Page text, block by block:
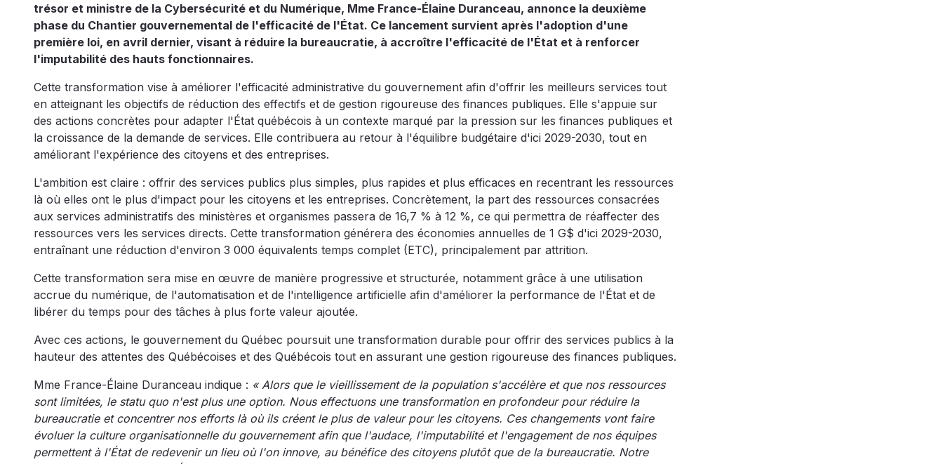
trésor et ministre de la Cybersécurité et du Numérique, Mme France-Élaine Duranceau, annonce la deuxième
phase du Chantier gouvernemental de l'efficacité de l'État. Ce lancement survient après l'adoption d'une
première loi, en avril dernier, visant à réduire la bureaucratie, à accroître l'efficacité de l'État et à renforcer
l'imputabilité des hauts fonctionnaires.
Cette transformation vise à améliorer l'efficacité administrative du gouvernement afin d'offrir les meilleurs services tout
en atteignant les objectifs de réduction des effectifs et de gestion rigoureuse des finances publiques. Elle s'appuie sur
des actions concrètes pour adapter l'État québécois à un contexte marqué par la pression sur les finances publiques et
la croissance de la demande de services. Elle contribuera au retour à l'équilibre budgétaire d'ici 2029-2030, tout en
améliorant l'expérience des citoyens et des entreprises.
L'ambition est claire : offrir des services publics plus simples, plus rapides et plus efficaces en recentrant les ressources
là où elles ont le plus d'impact pour les citoyens et les entreprises. Concrètement, la part des ressources consacrées
aux services administratifs des ministères et organismes passera de 16,7 % à 12 %, ce qui permettra de réaffecter des
ressources vers les services directs. Cette transformation générera des économies annuelles de 1 G$ d'ici 2029-2030,
entraînant une réduction d'environ 3 000 équivalents temps complet (ETC), principalement par attrition.
Cette transformation sera mise en œuvre de manière progressive et structurée, notamment grâce à une utilisation
accrue du numérique, de l'automatisation et de l'intelligence artificielle afin d'améliorer la performance de l'État et de
libérer du temps pour des tâches à plus forte valeur ajoutée.
Avec ces actions, le gouvernement du Québec poursuit une transformation durable pour offrir des services publics à la
hauteur des attentes des Québécoises et des Québécois tout en assurant une gestion rigoureuse des finances publiques.
Mme France-Élaine Duranceau indique : « Alors que le vieillissement de la population s'accélère et que nos ressources
sont limitées, le statu quo n'est plus une option. Nous effectuons une transformation en profondeur pour réduire la
bureaucratie et concentrer nos efforts là où ils créent le plus de valeur pour les citoyens. Ces changements vont faire
évoluer la culture organisationnelle du gouvernement afin que l'audace, l'imputabilité et l'engagement de nos équipes
permettent à l'État de redevenir un lieu où l'on innove, au bénéfice des citoyens plutôt que de la bureaucratie. Notre